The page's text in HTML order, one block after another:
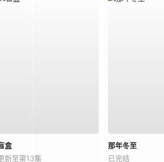
盒
新至第13集
那年冬至
已完结